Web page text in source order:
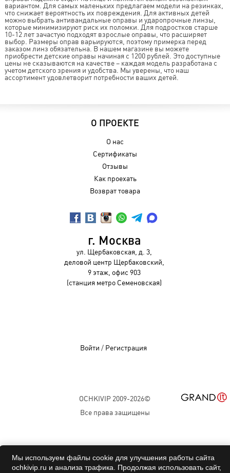
вариантом. Для самых маленьких предлагаем модели на резинках,
что снижает вероятность их повреждения. Для активных детей
можно выбрать антивандальные оправы и ударопрочные линзы,
которые минимизируют риск их поломки. Для подростков старше
10-12 лет зачастую подходят взрослые оправы, что расширяет
выбор. Размеры оправ варьируются, поэтому примерка перед
заказом линз обязательна. В нашем магазине вы можете
приобрести детские оправы начиная с 1200 рублей. Это доступные
цены не сказываются на качестве – каждая модель разработана с
учетом детского зрения и удобства. Мы уверены, что наш
ассортимент удовлетворит потребности ваших детей.
О ПРОЕКТЕ
О нас
Сертификаты
Отзывы
Как проехать
Возврат товара
г. Москва
ул. Щербаковская, д. 3,
деловой центр Щербаковский,
9 этаж, офис 903
(станция метро Семеновская)
Войти / Регистрация
OCHKIVIP 2009-2026©
Все права защищены
Мы используем файлы cookie для улучшения работы сайта
ochkivip.ru и анализа трафика. Продолжая использовать сайт,